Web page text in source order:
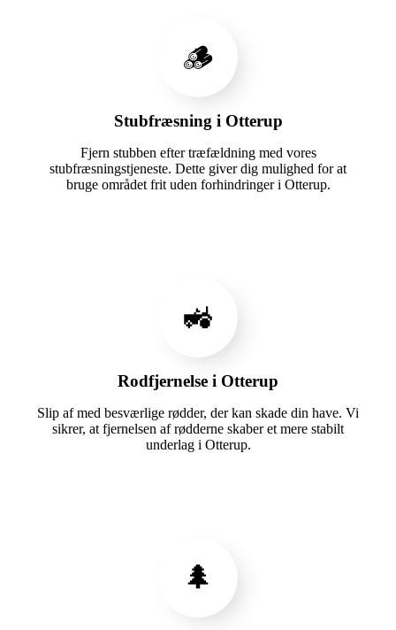
🪵
Stubfræsning i Otterup
Fjern stubben efter træfældning med vores
stubfræsningstjeneste. Dette giver dig mulighed for at
bruge området frit uden forhindringer i Otterup.
🚜
Rodfjernelse i Otterup
Slip af med besværlige rødder, der kan skade din have. Vi
sikrer, at fjernelsen af rødderne skaber et mere stabilt
underlag i Otterup.
🌲